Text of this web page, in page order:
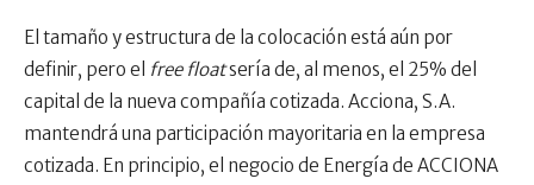
El tamaño y estructura de la colocación está aún por
definir, pero el free floatsería de, al menos, el 25% del
capital de la nueva compañía cotizada. Acciona, S.A.
mantendrá una participación mayoritaria en la empresa
cotizada. En principio, el negocio de Energía de ACCIONA